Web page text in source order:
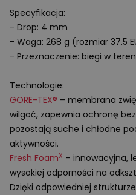
Specyfikacja:
- Drop: 4 mm
- Waga: 268 g (rozmiar 37.5
- Przeznaczenie: biegi w
Technologie:
GORE-TEX® – membrana
wilgoć, zapewnia ochronę
pozostają suche i chłodne
aktywności.
Fresh FoamX – innowacyjna,
wysokiej odporności na
Dzięki odpowiedniej